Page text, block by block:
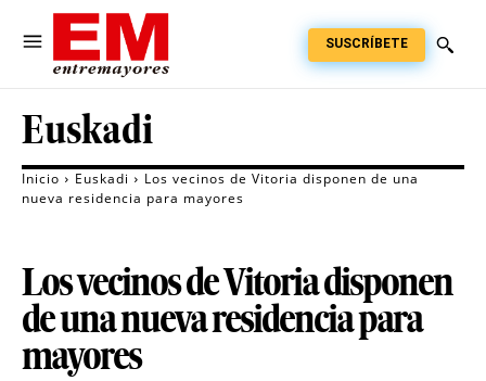
SUSCRÍBETE
Euskadi
Inicio Euskadi
Los vecinos de Vitoria disponen de una
nueva residencia para mayores
Los vecinos de Vitoria disponen
de una nueva residencia para
mayores